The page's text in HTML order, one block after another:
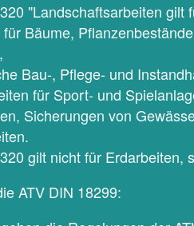
"Landschaftsarbeiten gilt
Bäume,
Bau-, Pflege- und
für Sport- und
Sicherungen von
gilt nicht für Erdarbeiten,
ATV DIN 18299: